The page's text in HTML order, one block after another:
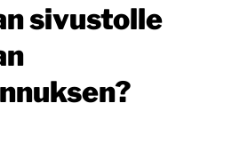
sivustolle